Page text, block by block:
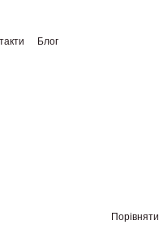
Блог
Порівняти